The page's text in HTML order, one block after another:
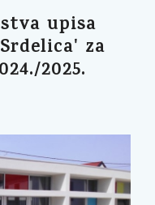
upisa
za
2025.